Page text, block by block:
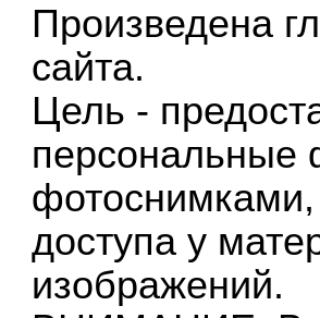
Произведена
сайта.
Цель -
персональные
фотоснимками,
доступа у
изображений.